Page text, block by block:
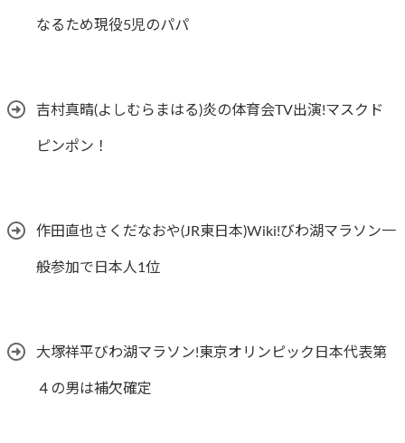
なるため現役5児のパパ
吉村真晴(よしむらまはる)炎の体育会TV出演!マスクド
ピンポン！
作田直也さくだなおや(JR東日本)Wiki!びわ湖マラソン一
般参加で日本人1位
大塚祥平びわ湖マラソン!東京オリンピック日本代表第
４の男は補欠確定